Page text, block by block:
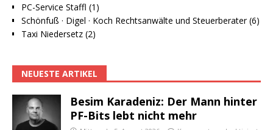
PC-Service Staffl (1)
Schönfuß · Digel · Koch Rechtsanwälte und Steuerberater (6)
Taxi Niedersetz (2)
NEUESTE ARTIKEL
Besim Karadeniz: Der Mann hinter
PF-Bits lebt nicht mehr